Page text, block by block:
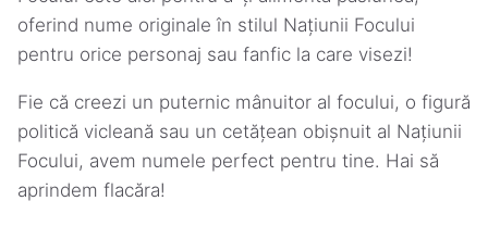
oferind nume originale în stilul Națiunii Focului
pentru orice personaj sau fanfic la care visezi!
Fie că creezi un puternic mânuitor al focului, o figură
politică vicleană sau un cetățean obișnuit al Națiunii
Focului, avem numele perfect pentru tine. Hai să
aprindem flacăra!